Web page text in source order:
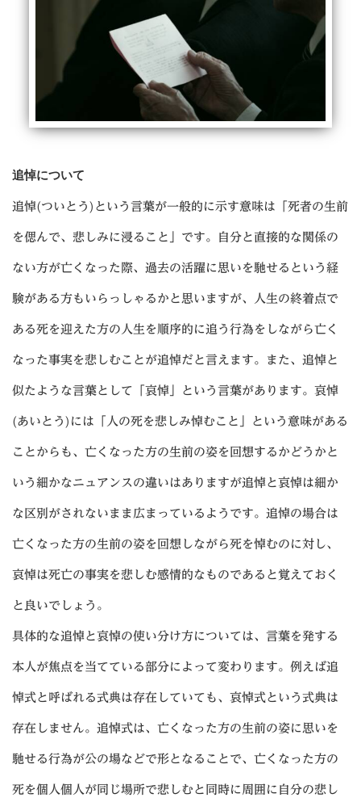
追悼について
追悼(ついとう)という言葉が一般的に示す意味は「死者の生前
を偲んで、悲しみに浸ること」です。自分と直接的な関係の
ない方が亡くなった際、過去の活躍に思いを馳せるという経
験がある方もいらっしゃるかと思いますが、人生の終着点で
ある死を迎えた方の人生を順序的に追う行為をしながら亡く
なった事実を悲しむことが追悼だと言えます。また、追悼と
似たような言葉として「哀悼」という言葉があります。哀悼
(あいとう)には「人の死を悲しみ悼むこと」という意味がある
ことからも、亡くなった方の生前の姿を回想するかどうかと
いう細かなニュアンスの違いはありますが追悼と哀悼は細か
な区別がされないまま広まっているようです。追悼の場合は
亡くなった方の生前の姿を回想しながら死を悼むのに対し、
哀悼は死亡の事実を悲しむ感情的なものであると覚えておく
と良いでしょう。
具体的な追悼と哀悼の使い分け方については、言葉を発する
本人が焦点を当てている部分によって変わります。例えば追
悼式と呼ばれる式典は存在していても、哀悼式という式典は
存在しません。追悼式は、亡くなった方の生前の姿に思いを
馳せる行為が公の場などで形となることで、亡くなった方の
死を個人個人が同じ場所で悲しむと同時に周囲に自分の悲し